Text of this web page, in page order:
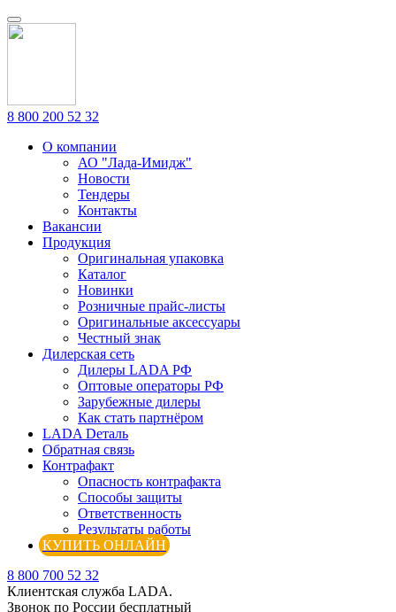
8 800 200 52 32
О компании
АО "Лада-Имидж"
Новости
Тендеры
Контакты
Вакансии
Продукция
Оригинальная упаковка
Каталог
Новинки
Розничные прайс-листы
Оригинальные аксессуары
Честный знак
Дилерская сеть
Дилеры LADA РФ
Оптовые операторы РФ
Зарубежные дилеры
Как стать партнёром
LADA Dеталь
Обратная связь
Контрафакт
Опасность контрафакта
Способы защиты
Ответственность
Результаты работы
КУПИТЬ ОНЛАЙН
8 800 700 52 32
Клиентская служба LADA.
Звонок по России бесплатный